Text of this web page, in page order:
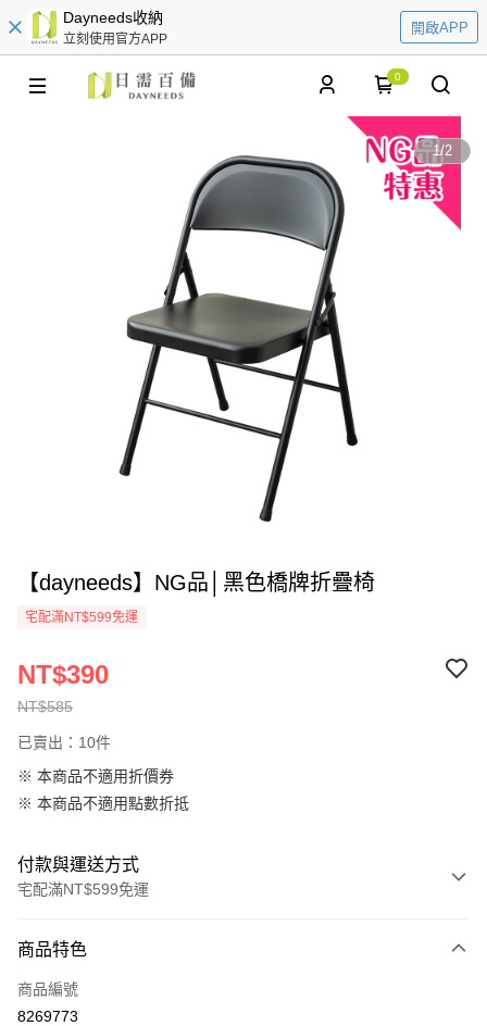
Dayneeds收納
立刻使用官方APP
開啟APP
0
1/2
【dayneeds】NG品│黑色橋牌折疊椅
宅配滿NT$599免運
NT$585
NT$390
已賣出：10件
※ 本商品不適用折價券
※ 本商品不適用點數折抵
付款與運送方式
宅配滿NT$599免運
信用卡一次付款
信用卡分期付款
商品特色
商品編號
8269773